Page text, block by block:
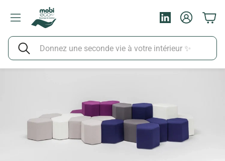
Rechercher
LinkedIn
Compte